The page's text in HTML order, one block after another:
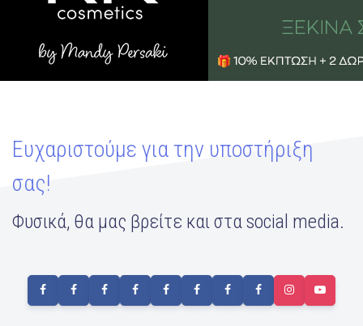
Ευχαριστούμε για την υποστήριξη
σας!
Φυσικά, θα μας βρείτε και στα social media.